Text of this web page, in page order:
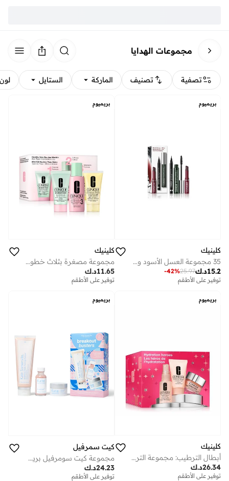
مجموعات الهدايا
تصفية تصنيف الماركة الستايل لون
بريميوم
كلينيك
35 مجموعة العسل الأسود وتشكيلة أخرى، توفير %
د.ك15.2
25.97
-42%
توفير على الأطقم
بريميوم
كلينيك
مجموعة مصغرة بثلاث خطوات للبشرة المختلطة الدهنية
د.ك11.65
توفير على الأطقم
بريميوم
كلينيك
أبطال الترطيب: مجموعة الترطيب المكثف،
د.ك26.34
توفير على الأطقم
بريميوم
كيت سمرفيل
مجموعة كيت سومرفيل بريك أوت باسترز
د.ك24.23
توفير على الأطقم